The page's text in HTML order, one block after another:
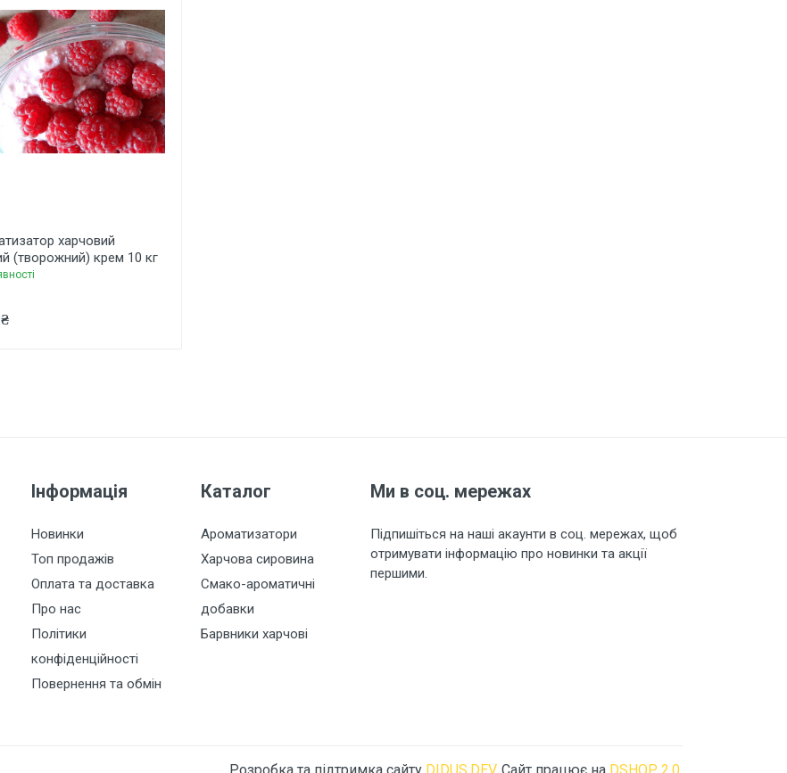
харчовий
(творожний) крем 10 кг
Інформація
Новинки
Топ продажів
Оплата та доставка
Про нас
Політики
конфіденційності
Повернення та обмін
Каталог
Ароматизатори
Харчова сировина
Смако-ароматичні
добавки
Барвники харчові
Ми в соц. мережах
Підпишіться на наші акаунти в соц. мережах, щоб
отримувати інформацію про новинки та акції
першими.
Розробка та підтримка сайту DIDUS.DEV. Сайт працює на DSHOP 2.0